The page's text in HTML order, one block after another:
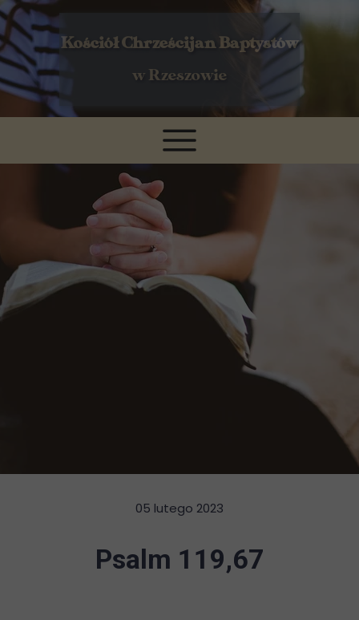
Kościół Chrześcijan Baptystów
w Rzeszowie
05 lutego 2023
Psalm 119,67